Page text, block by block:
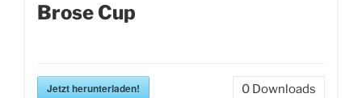
Brose Cup
Jetzt herunterladen! 0 Downloads